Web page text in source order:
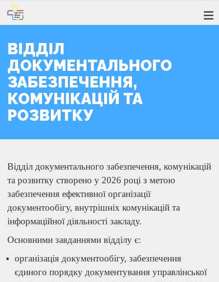
ВІДДІЛ
ДОКУМЕНТАЛЬНОГО
ЗАБЕЗПЕЧЕННЯ,
КОМУНІКАЦІЙ ТА
РОЗВИТКУ
Відділ документального забезпечення, комунікацій
та розвитку створено у 2026 році з метою
забезпечення ефективної організації
документообігу, внутрішніх комунікацій та
інформаційної діяльності закладу.
Основними завданнями відділу є:
організація документообігу, забезпечення
єдиного порядку документування управлінської